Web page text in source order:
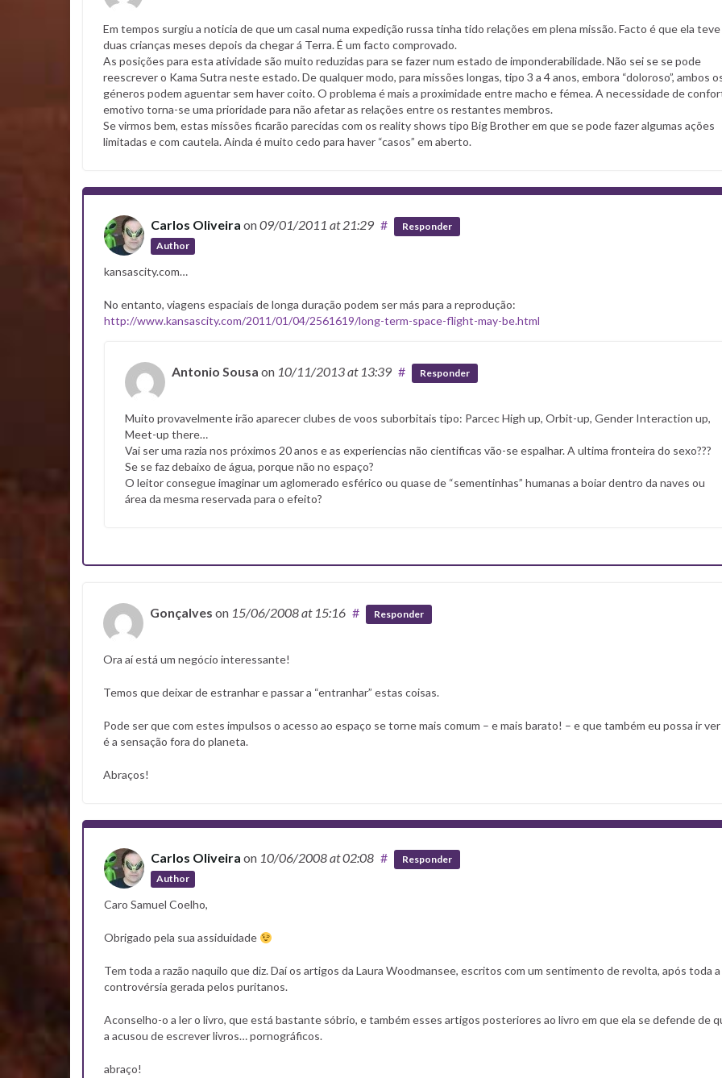
Em tempos surgiu a noticia de que um casal numa expedição russa tinha tido relações em plena missão. Facto é que ela teve
duas crianças meses depois da chegar á Terra. É um facto comprovado.
As posições para esta atividade são muito reduzidas para se fazer num estado de imponderabilidade. Não sei se se pode
reescrever o Kama Sutra neste estado. De qualquer modo, para missões longas, tipo 3 a 4 anos, embora “doloroso”, ambos
géneros podem aguentar sem haver coito. O problema é mais a proximidade entre macho e fémea. A necessidade de
emotivo torna-se uma prioridade para não afetar as relações entre os restantes membros.
Se virmos bem, estas missões ficarão parecidas com os reality shows tipo Big Brother em que se pode fazer algumas ações
limitadas e com cautela. Ainda é muito cedo para haver “casos” em aberto.
Carlos Oliveira on09/01/2011 at 21:29
Author
# Responder
kansascity.com…
No entanto, viagens espaciais de longa duração podem ser más para a reprodução:
http://www.kansascity.com/2011/01/04/2561619/long-term-space-flight-may-be.html
Antonio Sousa on 10/11/2013at 13:39 # Responder
Muito provavelmente irão aparecer clubes de voos suborbitais tipo: Parcec High up, Orbit-up, Gender Interaction up,
Meet-up there…
Vai ser uma razia nos próximos 20 anos e as experiencias não cientificas vão-se espalhar. A ultima fronteira do sexo???
Se se faz debaixo de água, porque não no espaço?
O leitor consegue imaginar um aglomerado esférico ou quase de “sementinhas” humanas a boiar dentro da naves ou
área da mesma reservada para o efeito?
Gonçalves on 15/06/2008at 15:16 # Responder
Ora aí está um negócio interessante!
Temos que deixar de estranhar e passar a “entranhar” estas coisas.
Pode ser que com estes impulsos o acesso ao espaço se torne mais comum – e mais barato! – e que também eu possa ir
é a sensação fora do planeta.
Abraços!
Carlos Oliveira on 10/06/2008at 02:08
Author
# Responder
Caro Samuel Coelho,
Obrigado pela sua assiduidade
Tem toda a razão naquilo que diz. Daí os artigos da Laura Woodmansee, escritos com um sentimento de revolta, após toda a
controvérsia gerada pelos puritanos.
Aconselho-o a ler o livro, que está bastante sóbrio, e também esses artigos posteriores ao livro em que ela se defende de
a acusou de escrever livros… pornográficos.
abraço!